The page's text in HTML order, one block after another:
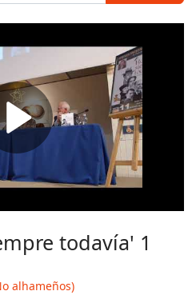
todavía' 1
alhameños)